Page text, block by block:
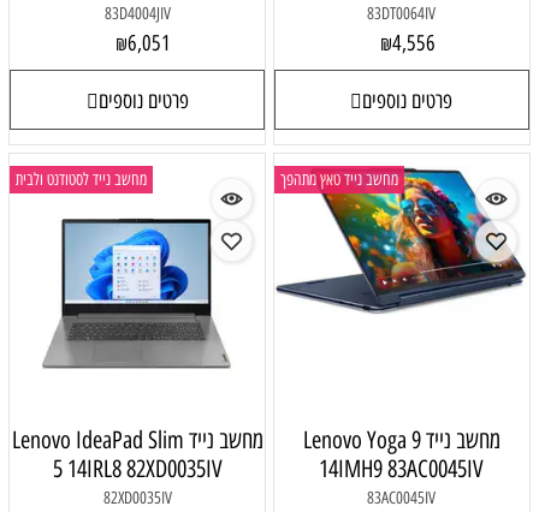
83DT0064IV
₪4,556
פרטים נוספים
83D4004JIV
₪6,051
פרטים נוספים
מחשב נייד טאץ מתהפך
מחשב נייד Lenovo Yoga 9
14IMH9 83AC0045IV
83AC0045IV
מחשב נייד לסטודנט ולבית
מחשב נייד Lenovo IdeaPad Slim
5 14IRL8 82XD0035IV
82XD0035IV